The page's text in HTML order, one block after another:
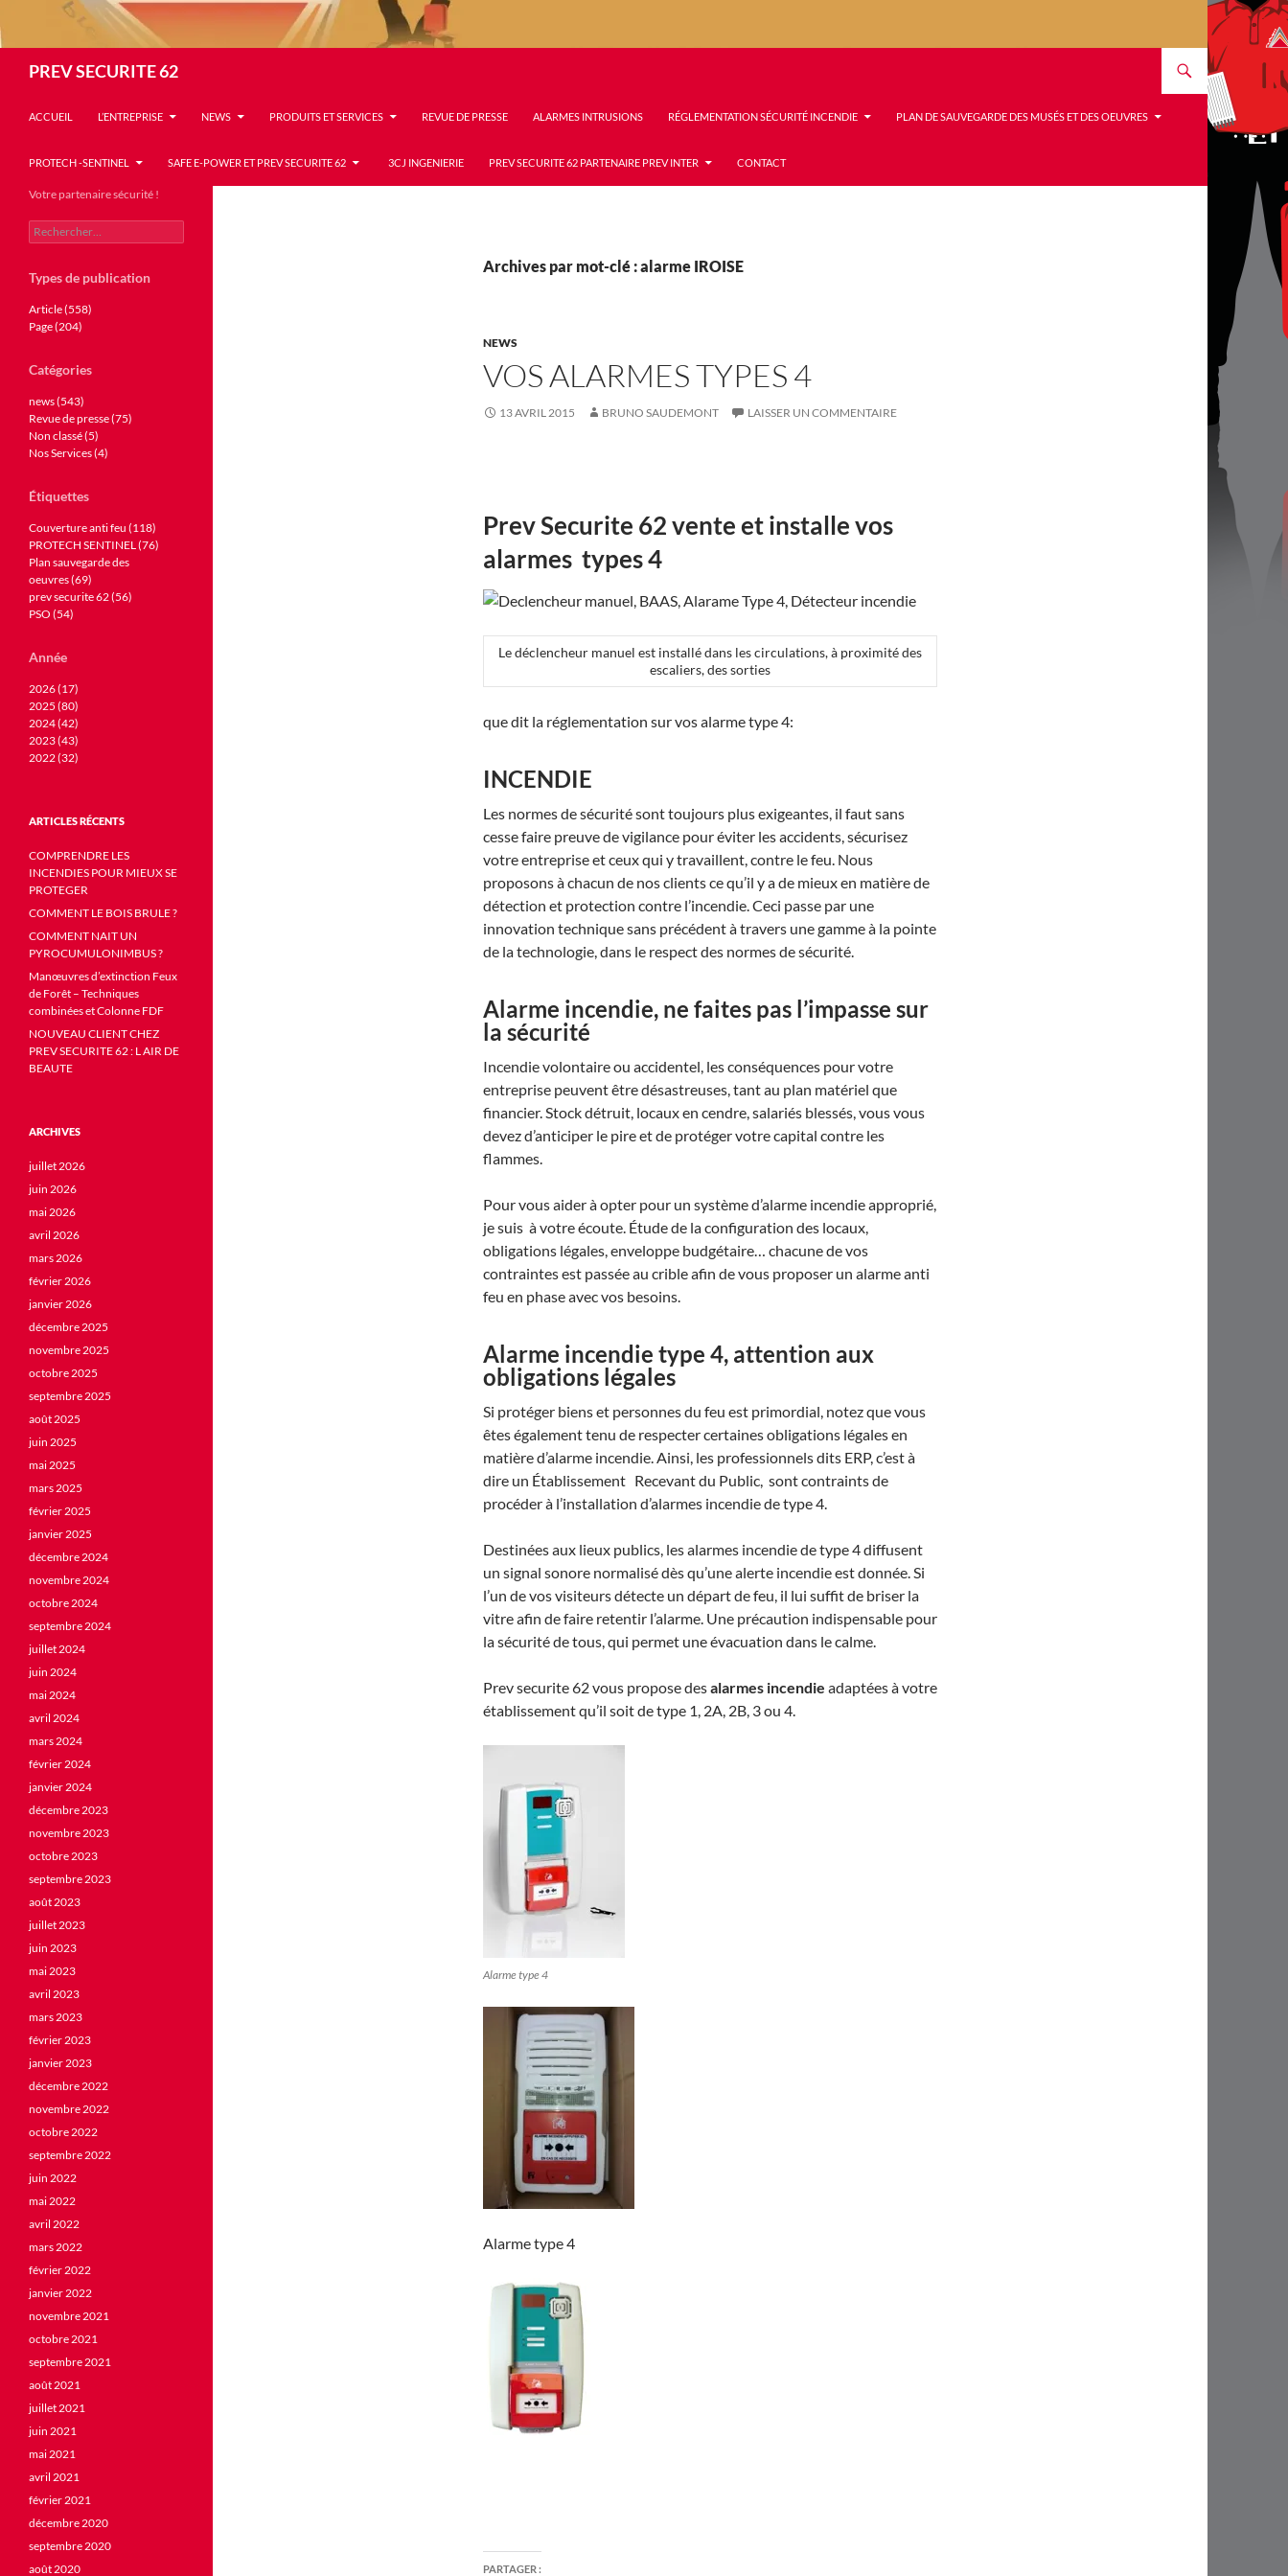
PREV SECURITE 62
ACCUEIL L’ENTREPRISE NEWS PRODUITS ET SERVICES REVUE DE PRESSE ALARMES INTRUSIONS RÉGLEMENTATION SÉCURITÉ INCENDIE PLAN DE SAUVEGARDE DES MUSÉS ET DES OEUVRES
PROTECH -SENTINEL SAFE E-POWER ET PREV SECURITE 62 3CJ INGENIERIE PREV SECURITE 62 PARTENAIRE PREV INTER CONTACT
Archives par mot-clé : alarme IROISE
NEWS
VOS ALARMES TYPES 4
13 AVRIL 2015 BRUNO SAUDEMONT LAISSER UN COMMENTAIRE
Prev Securite 62 vente et installe vos
alarmes types 4
Le déclencheur manuel est installé dans les circulations, à proximité des
escaliers, des sorties
que dit la réglementation sur vos alarme type 4:
INCENDIE
Les normes de sécurité sont toujours plus exigeantes, il faut sans
cesse faire preuve de vigilance pour éviter les accidents, sécurisez
votre entreprise et ceux qui y travaillent, contre le feu. Nous
proposons à chacun de nos clients ce qu’il y a de mieux en matière de
détection et protection contre l’incendie. Ceci passe par une
innovation technique sans précédent à travers une gamme à la pointe
de la technologie, dans le respect des normes de sécurité.
Alarme incendie, ne faites pas l’impasse sur
la sécurité
Incendie volontaire ou accidentel, les conséquences pour votre
entreprise peuvent être désastreuses, tant au plan matériel que
financier. Stock détruit, locaux en cendre, salariés blessés, vous vous
devez d’anticiper le pire et de protéger votre capital contre les
flammes.
Pour vous aider à opter pour un système d’alarme incendie approprié,
je suis à votre écoute. Étude de la configuration des locaux,
obligations légales, enveloppe budgétaire… chacune de vos
contraintes est passée au crible afin de vous proposer un alarme anti
feu en phase avec vos besoins.
Alarme incendie type 4, attention aux
obligations légales
Si protéger biens et personnes du feu est primordial, notez que vous
êtes également tenu de respecter certaines obligations légales en
matière d’alarme incendie. Ainsi, les professionnels dits ERP, c’est à
dire un Établissement Recevant du Public, sont contraints de
procéder à l’installation d’alarmes incendie de type 4.
Destinées aux lieux publics, les alarmes incendie de type 4 diffusent
un signal sonore normalisé dès qu’une alerte incendie est donnée. Si
l’un de vos visiteurs détecte un départ de feu, il lui suffit de briser la
vitre afin de faire retentir l’alarme. Une précaution indispensable pour
la sécurité de tous, qui permet une évacuation dans le calme.
Prev securite 62 vous propose desalarmes incendie adaptées à votre
établissement qu’il soit de type 1, 2A, 2B, 3 ou 4.
Alarme type 4
Alarme type 4
PARTAGER :
Votre partenaire sécurité !
Rechercher :
Types de publication
Article (558)
Page (204)
Catégories
news (543)
Revue de presse (75)
Non classé (5)
Nos Services (4)
Étiquettes
Couverture anti feu (118)
PROTECH SENTINEL (76)
Plan sauvegarde des
oeuvres (69)
prev securite 62 (56)
PSO (54)
Année
2026 (17)
2025 (80)
2024 (42)
2023 (43)
2022 (32)
ARTICLES RÉCENTS
COMPRENDRE LES
INCENDIES POUR MIEUX SE
PROTEGER
COMMENT LE BOIS BRULE ?
COMMENT NAIT UN
PYROCUMULONIMBUS ?
Manœuvres d’extinction Feux
de Forêt – Techniques
combinées et Colonne FDF
NOUVEAU CLIENT CHEZ
PREV SECURITE 62 : L AIR DE
BEAUTE
ARCHIVES
juillet 2026
juin 2026
mai 2026
avril 2026
mars 2026
février 2026
janvier 2026
décembre 2025
novembre 2025
octobre 2025
septembre 2025
août 2025
juin 2025
mai 2025
mars 2025
février 2025
janvier 2025
décembre 2024
novembre 2024
octobre 2024
septembre 2024
juillet 2024
juin 2024
mai 2024
avril 2024
mars 2024
février 2024
janvier 2024
décembre 2023
novembre 2023
octobre 2023
septembre 2023
août 2023
juillet 2023
juin 2023
mai 2023
avril 2023
mars 2023
février 2023
janvier 2023
décembre 2022
novembre 2022
octobre 2022
septembre 2022
juin 2022
mai 2022
avril 2022
mars 2022
février 2022
janvier 2022
novembre 2021
octobre 2021
septembre 2021
août 2021
juillet 2021
juin 2021
mai 2021
avril 2021
février 2021
décembre 2020
septembre 2020
août 2020